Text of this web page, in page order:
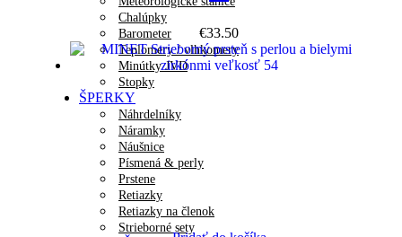
Chalúpky
Barometer
Teplomery / vlhkomery
Minútky JVD
Stopky
ŠPERKY
Náhrdelníky
Náramky
Náušnice
Písmená & perly
Prstene
Retiazky
Retiazky na členok
Strieborné sety
€33.50